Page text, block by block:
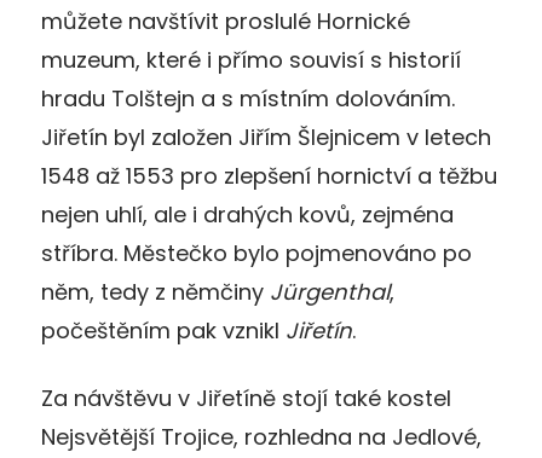
můžete navštívit proslulé Hornické
muzeum, které i přímo souvisí s historií
hradu Tolštejn a s místním dolováním.
Jiřetín byl založen Jiřím Šlejnicem v letech
1548 až 1553 pro zlepšení hornictví a těžbu
nejen uhlí, ale i drahých kovů, zejména
stříbra. Městečko bylo pojmenováno po
něm, tedy z němčiny Jürgenthal,
počeštěním pak vznikl Jiřetín.
Za návštěvu v Jiřetíně stojí také kostel
Nejsvětější Trojice, rozhledna na Jedlové,